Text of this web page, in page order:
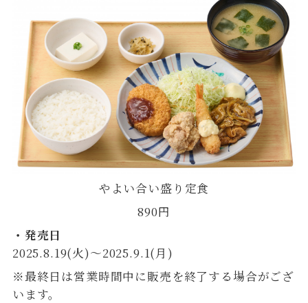
やよい合い盛り定食
890円
・発売日
2025.8.19(火)〜2025.9.1(月)
※最終日は営業時間中に販売を終了する場合がござ
います。